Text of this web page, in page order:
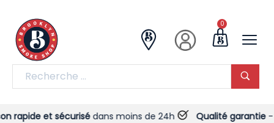
0
rapide et sécurisédans moins de 24h Qualité garantie-